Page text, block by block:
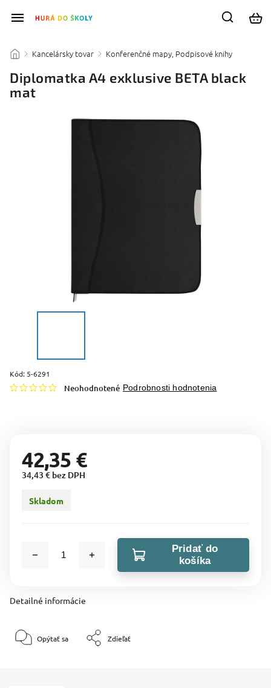
/ Kancelársky tovar / Konferenčné mapy, Podpisové knihy
Diplomatka A4 exklusive BETA black
mat
Kód: 5-6291
Neohodnotené Podrobnosti hodnotenia
42,35 €
34,43 € bez DPH
Skladom
Pridať do
košíka
Detailné informácie
Opýtať sa Zdieľať